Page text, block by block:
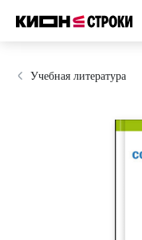
Учебная литература